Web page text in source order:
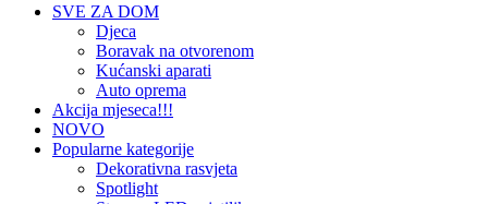
SVE ZA DOM
Djeca
Boravak na otvorenom
Kućanski aparati
Auto oprema
Akcija mjeseca!!!
NOVO
Popularne kategorije
Dekorativna rasvjeta
Spotlight